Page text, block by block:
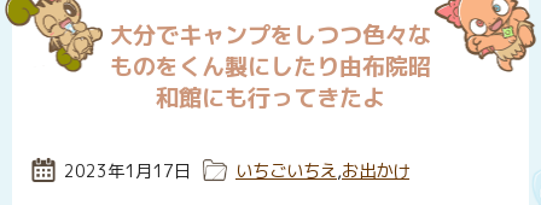
大分でキャンプをしつつ色々な
ものをくん製にしたり由布院昭
和館にも行ってきたよ
投稿日:
2023年1月17日 カテゴリー:
いちごいちえ,お出かけ